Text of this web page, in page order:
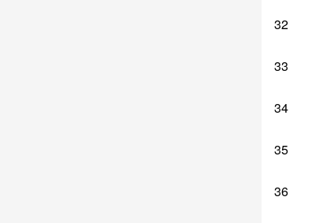
32
33
34
35
36